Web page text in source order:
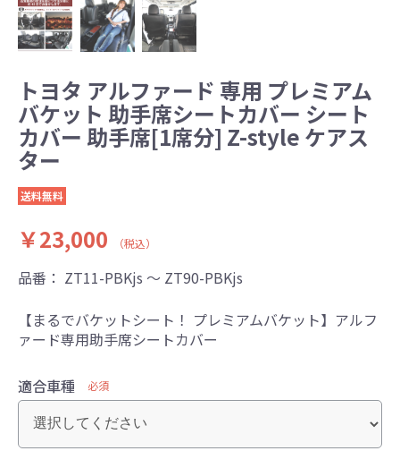
トヨタ アルファード 専用 プレミアム
バケット 助手席シートカバー シート
カバー 助手席[1席分] Z-style ケアス
ター
送料無料
￥23,000 （税込）
品番： ZT11-PBKjs ～ ZT90-PBKjs
【まるでバケットシート！ プレミアムバケット】アルフ
ァード専用助手席シートカバー
適合車種 必須